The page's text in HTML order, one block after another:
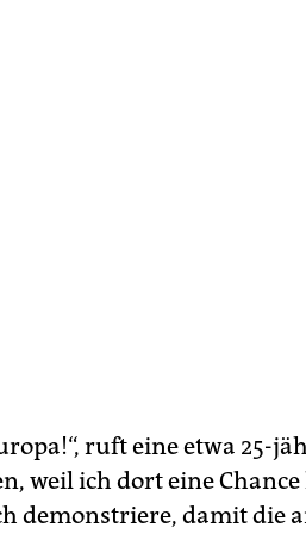
ruft eine etwa 25-
weil ich dort eine
demons­triere, damit die